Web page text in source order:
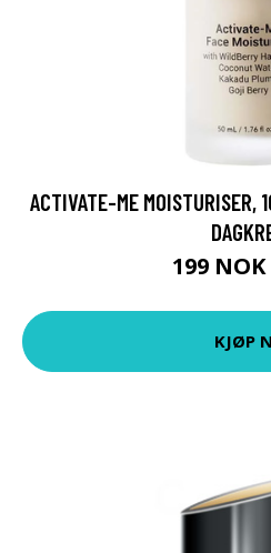
ACTIVATE-ME MOISTURISER,
199 NOK
KJØP